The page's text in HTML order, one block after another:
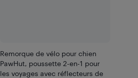
Remorque de vélo pour chien
PawHut, poussette 2-en-1 pour
les voyages avec réflecteurs de